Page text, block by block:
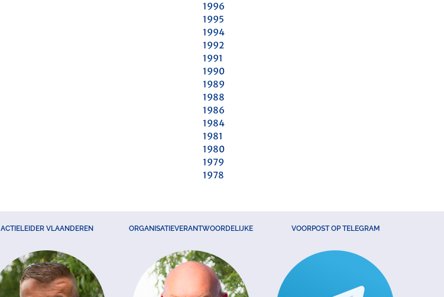
1996
1995
1994
1992
1991
1990
1989
1988
1986
1984
1981
1980
1979
1978
ACTIELEIDER VLAANDEREN ORGANISATIEVERANTWOORDELIJKE VOORPOST OP TELEGRAM